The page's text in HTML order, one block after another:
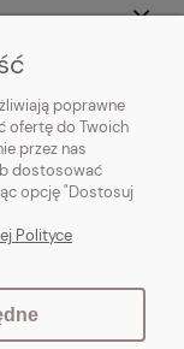
dekoracyjne do domu
boho, shabby
poprawne
ofertę do Twoich
przez nas
dostosować
opcję "Dostosuj
Polityce